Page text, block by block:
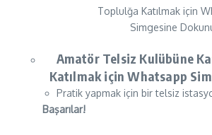
Toplulğa Katılmak için
Simgesine
Amatör Telsiz Kulübüne
Katılmak için Whatsapp
Pratik yapmak için bir telsiz
Başarılar!